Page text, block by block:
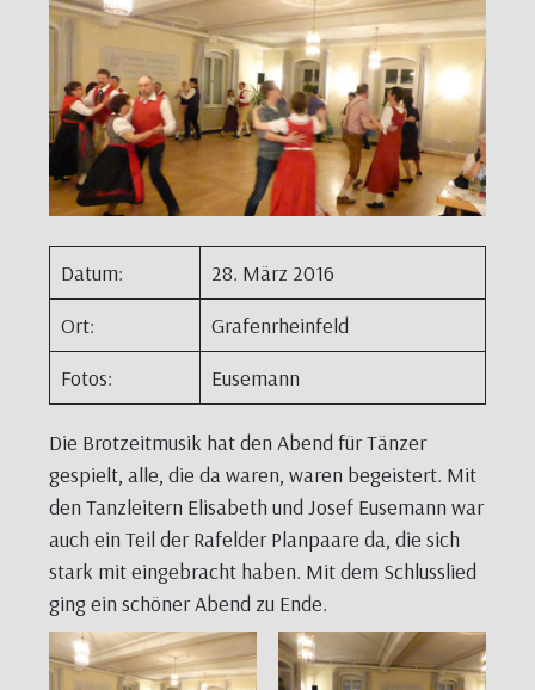
Datum:
28. März 2016
Ort:
Grafenrheinfeld
Fotos:
Eusemann
Die Brotzeitmusik hat den Abend für Tänzer
gespielt, alle, die da waren, waren begeistert. Mit
den Tanzleitern Elisabeth und Josef Eusemann war
auch ein Teil der Rafelder Planpaare da, die sich
stark mit eingebracht haben. Mit dem Schlusslied
ging ein schöner Abend zu Ende.